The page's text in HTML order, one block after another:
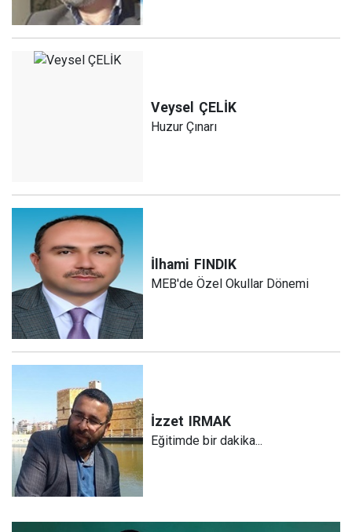
Veysel ÇELİK
Huzur Çınarı
İlhami FINDIK
MEB'de Özel Okullar Dönemi
İzzet IRMAK
Eğitimde bir dakika...